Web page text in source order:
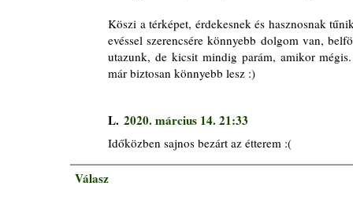
Köszi a térképet, érdekesnek és hasznosnak
evéssel szerencsére könnyebb dolgom van,
utazunk, de kicsit mindig parám, amikor
már biztosan könnyebb lesz :)
L. 2020. március 14. 21:33
Időközben sajnos bezárt az étterem :(
Válasz